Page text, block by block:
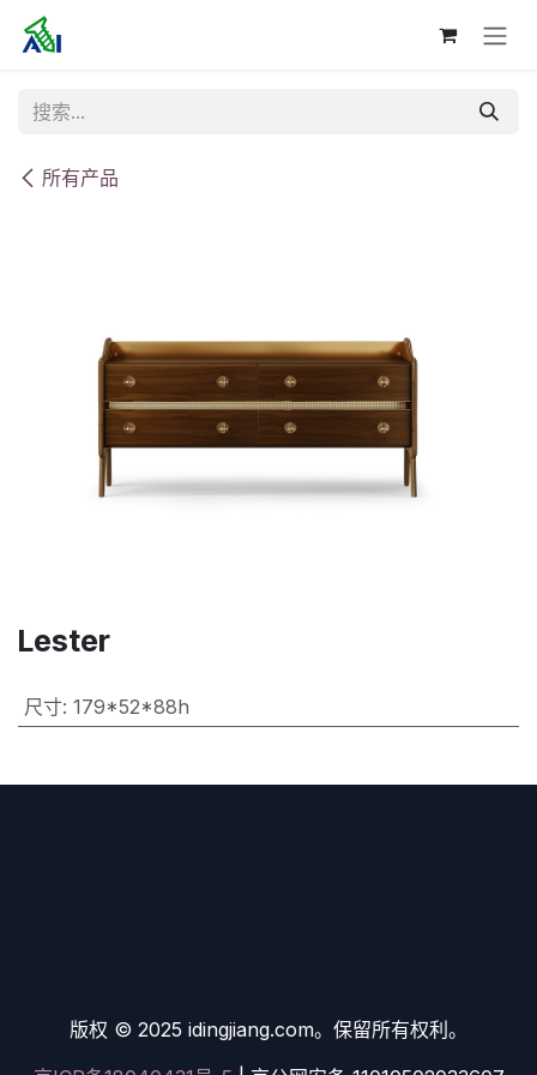
跳至内容
所有产品
Lester
尺寸: 179*52*88h
版权 © 2025 idingjiang.com。保留所有权利。